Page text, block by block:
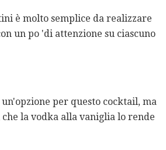
è molto semplice da realizzare
un po 'di attenzione su ciascuno
un'opzione per questo cocktail, ma
la vodka alla vaniglia lo rende